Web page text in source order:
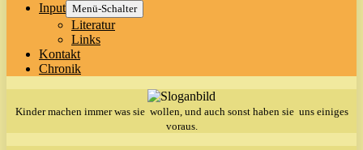
Input Menü-Schalter
Literatur
Links
Kontakt
Chronik
Kinder machen immer was sie wollen, und auch sonst haben sie uns einiges
voraus.